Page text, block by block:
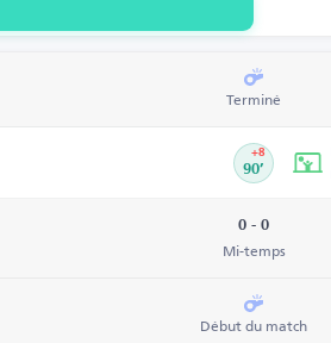
Terminé
90’
+8
0 - 0
Mi-temps
Début du match